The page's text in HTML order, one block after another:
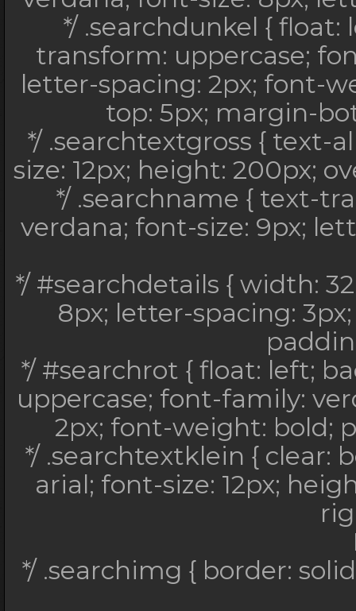
#222222; text-
verdana; font-
font-weight: bold;
margin-bottom:
*/
family: arial; font-
overflow: auto;
*/ .searchname {
family: verdana;
4px;
*/ #searchdetails {
georgia; font-
font-style: italic;
*/ #searchrot {
text-transform:
font-size: 8px;
bold; padding:
*/
justify; font-
height: 150px;
*/ .searchdunkel {
transform: uppercase;
letter-spacing: 2px; font-
top: 5px; margin-
*/ .searchtextgross { text-
size: 12px; height: 200px;
*/ .searchname { text-
verdana; font-size: 9px;
*/ #searchdetails { width:
8px; letter-spacing:
*/ #searchrot { float: left;
uppercase; font-family:
2px; font-weight: bold;
*/ .searchtextklein {
arial; font-size: 12px;
*/ .searchimg { border: